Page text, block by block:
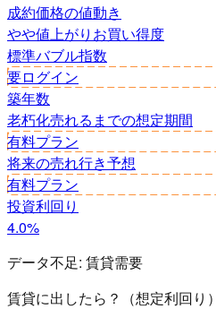
成約価格の値動き
やや値上がり お買い得度
標準バブル指数
要ログイン
築年数
老朽化売れるまでの想定期間
有料プラン
将来の売れ行き予想
有料プラン
投資利回り
4.0%
データ不足: 賃貸需要
賃貸に出したら？（想定利回り）